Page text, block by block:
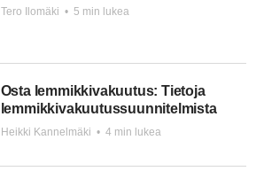
Tero Ilomäki • 5 min lukea
Osta lemmikkivakuutus: Tietoja
lemmikkivakuutussuunnitelmista
Heikki Kannelmäki • 4 min lukea